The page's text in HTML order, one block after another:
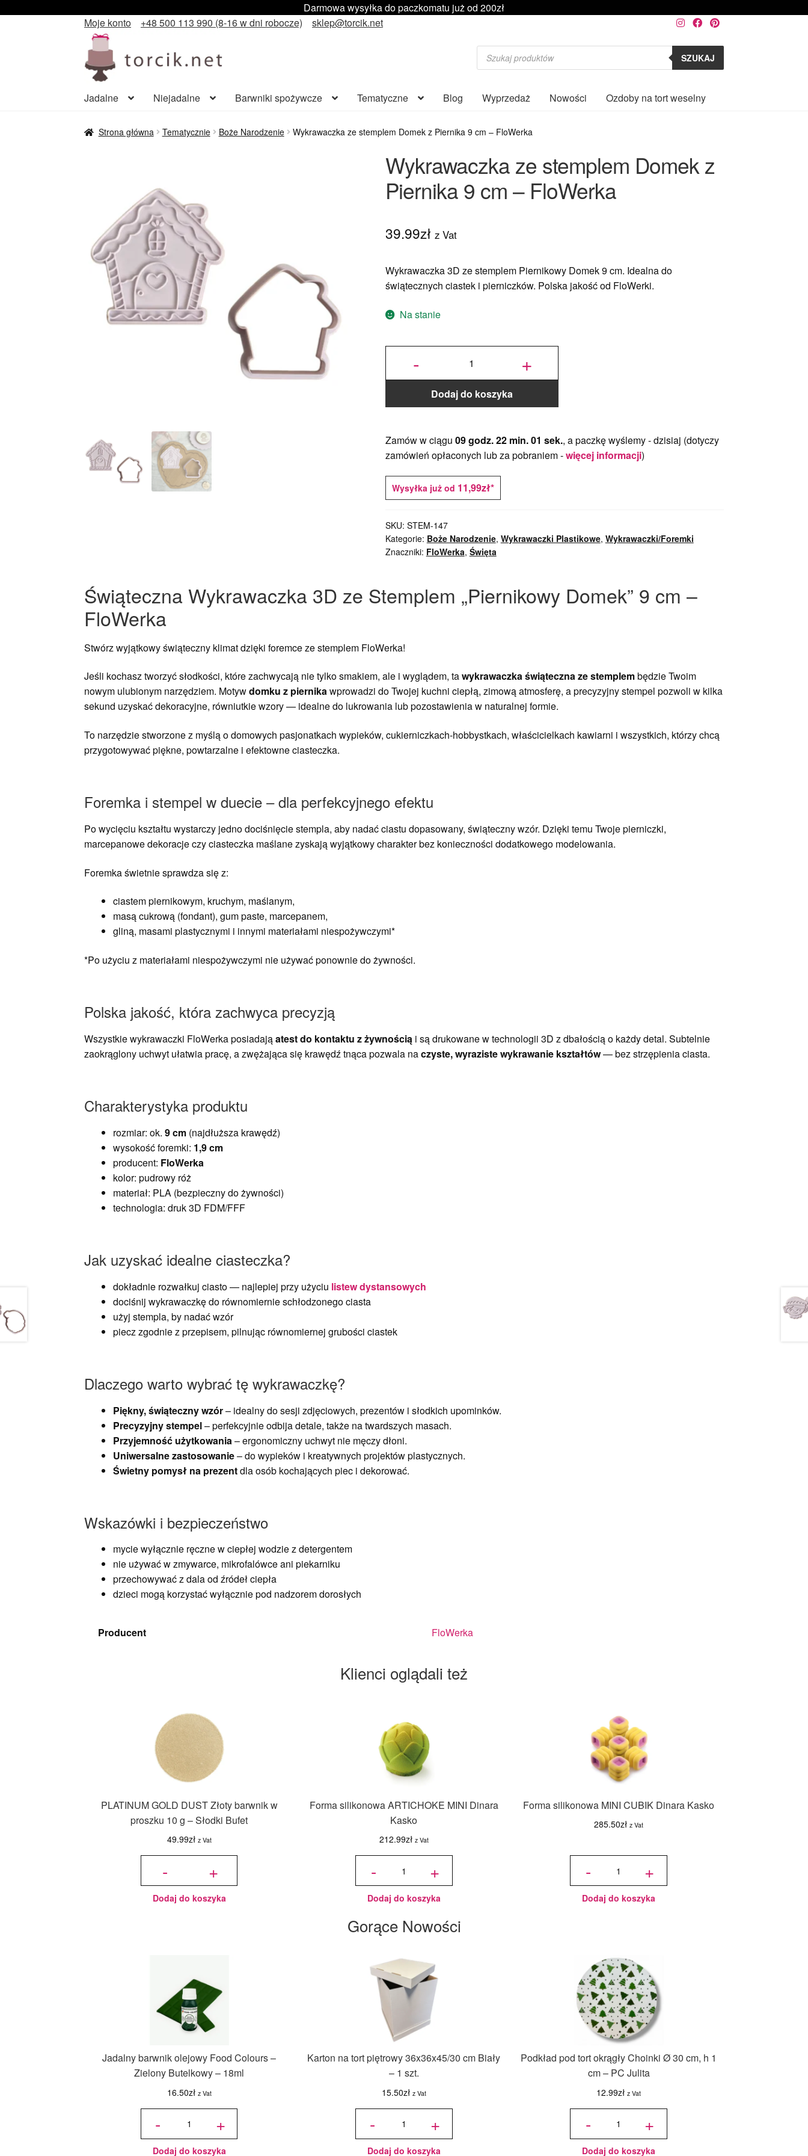
Darmowa wysyłka do paczkomatu już od 200zł
Moje konto
+48 500 113 990 (8-16 w dni robocze) sklep@torcik.net
Przejdź
do
nawigacji
Przejdź
do
treści
Wyszukiwarka
produktów SZUKAJ
Jadalne Niejadalne Barwniki spożywcze Tematyczne Blog Wyprzedaż Nowości Ozdoby na tort weselny
Strona główna Tematycznie Boże Narodzenie Wykrawaczka ze stemplem Domek z Piernika 9 cm – FloWerka
Wykrawaczka ze stemplem Domek z
Piernika 9 cm – FloWerka
39.99zł z Vat
Wykrawaczka 3D ze stemplem Piernikowy Domek 9 cm. Idealna do
świątecznych ciastek i pierniczków. Polska jakość od FloWerki.
Na stanie
-
ilość
Domek z
Piernika 9 cm +
Dodaj do koszyka
Zamów w ciągu 09 godz. 22 min. 00 sek., a paczkę wyślemy -dzisiaj (dotyczy
zamówień opłaconych lub za pobraniem -więcej informacji)
Wysyłka już od 11,99zł*
SKU: STEM-147
Kategorie: Boże Narodzenie, Wykrawaczki Plastikowe, Wykrawaczki/Foremki
Znaczniki: FloWerka, Święta
Świąteczna Wykrawaczka 3D ze Stemplem „Piernikowy Domek” 9 cm –
FloWerka
Stwórz wyjątkowy świąteczny klimat dzięki foremce ze stemplem FloWerka!
Jeśli kochasz tworzyć słodkości, które zachwycają nie tylko smakiem, ale i wyglądem, tawykrawaczka świąteczna ze stemplembędzie Twoim
nowym ulubionym narzędziem. Motywdomku z piernikawprowadzi do Twojej kuchni ciepłą, zimową atmosferę, a precyzyjny stempel pozwoli w kilka
sekund uzyskać dekoracyjne, równiutkie wzory — idealne do lukrowania lub pozostawienia w naturalnej formie.
To narzędzie stworzone z myślą o domowych pasjonatkach wypieków, cukierniczkach-hobbystkach, właścicielkach kawiarni i wszystkich, którzy chcą
przygotowywać piękne, powtarzalne i efektowne ciasteczka.
Foremka i stempel w duecie – dla perfekcyjnego efektu
Po wycięciu kształtu wystarczy jedno dociśnięcie stempla, aby nadać ciastu dopasowany, świąteczny wzór. Dzięki temu Twoje pierniczki,
marcepanowe dekoracje czy ciasteczka maślane zyskają wyjątkowy charakter bez konieczności dodatkowego modelowania.
Foremka świetnie sprawdza się z:
ciastem piernikowym, kruchym, maślanym,
masą cukrową (fondant), gum paste, marcepanem,
gliną, masami plastycznymi i innymi materiałami niespożywczymi*
*Po użyciu z materiałami niespożywczymi nie używać ponownie do żywności.
Polska jakość, która zachwyca precyzją
Wszystkie wykrawaczki FloWerka posiadająatest do kontaktu z żywnością i są drukowane w technologii 3D z dbałością o każdy detal. Subtelnie
zaokrąglony uchwyt ułatwia pracę, a zwężająca się krawędź tnąca pozwala naczyste, wyraziste wykrawanie kształtów— bez strzępienia ciasta.
Charakterystyka produktu
rozmiar: ok.9 cm (najdłuższa krawędź)
wysokość foremki: 1,9 cm
producent: FloWerka
kolor: pudrowy róż
materiał: PLA (bezpieczny do żywności)
technologia: druk 3D FDM/FFF
Jak uzyskać idealne ciasteczka?
dokładnie rozwałkuj ciasto — najlepiej przy użyciu listew dystansowych
dociśnij wykrawaczkę do równomiernie schłodzonego ciasta
użyj stempla, by nadać wzór
piecz zgodnie z przepisem, pilnując równomiernej grubości ciastek
Dlaczego warto wybrać tę wykrawaczkę?
Piękny, świąteczny wzór– idealny do sesji zdjęciowych, prezentów i słodkich upominków.
Precyzyjny stempel– perfekcyjnie odbija detale, także na twardszych masach.
Przyjemność użytkowania – ergonomiczny uchwyt nie męczy dłoni.
Uniwersalne zastosowanie– do wypieków i kreatywnych projektów plastycznych.
Świetny pomysł na prezentdla osób kochających piec i dekorować.
Wskazówki i bezpieczeństwo
mycie wyłącznie ręczne w ciepłej wodzie z detergentem
nie używać w zmywarce, mikrofalówce ani piekarniku
przechowywać z dala od źródeł ciepła
dzieci mogą korzystać wyłącznie pod nadzorem dorosłych
Producent FloWerka
Klienci oglądali też
PLATINUM GOLD DUST Złoty barwnik w
proszku 10 g – Słodki Bufet
49.99zł z Vat
-
ilość
DUST
Złoty
proszku 10
g - Słodki
+
Dodaj do koszyka
Forma silikonowa ARTICHOKE MINI Dinara
Kasko
212.99zł z Vat
-
ilość Forma
ARTICHOKE
MINI Dinara
Kasko +
Dodaj do koszyka
Forma silikonowa MINI CUBIK Dinara Kasko
285.50zł z Vat
-
ilość
MINI
CUBIK
Kasko +
Dodaj do koszyka
Gorące Nowości
Jadalny barwnik olejowy Food Colours –
Zielony Butelkowy – 18ml
16.50zł z Vat
-
ilość
olejowy
Food
Butelkowy
+
Dodaj do koszyka
Karton na tort piętrowy 36x36x45/30 cm Biały
– 1 szt.
15.50zł z Vat
-
ilość Karton
36x36x45/30
cm Biały - 1 +
Dodaj do koszyka
Podkład pod tort okrągły Choinki Ø 30 cm, h 1
cm – PC Julita
12.99zł z Vat
-
ilość
okrągły
Choinki
cm - PC
+
Dodaj do koszyka